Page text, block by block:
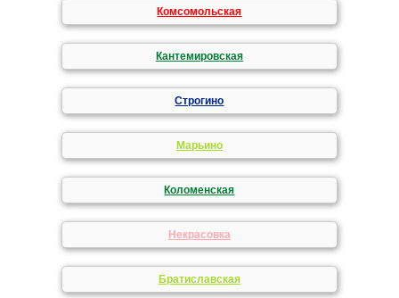
Комсомольская
Кантемировская
Строгино
Марьино
Коломенская
Некрасовка
Братиславская